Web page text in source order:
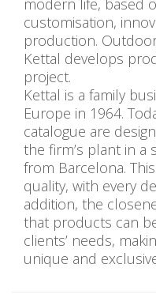
modern life, based
customisation,
production.
Kettal develops
project.
Kettal is a family
Europe in 1964.
catalogue are
the firm’s plant in a
from Barcelona.
quality, with every
addition, the
that products can
clients’ needs,
unique and